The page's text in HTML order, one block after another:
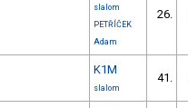
slalom
PETŘÍČEK
Adam
26.
K1M
slalom
41.